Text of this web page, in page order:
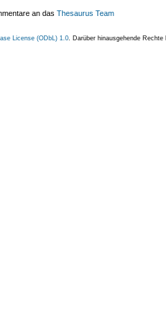
an das Thesaurus Team
License (ODbL) 1.0 . Darüber hinausgehende